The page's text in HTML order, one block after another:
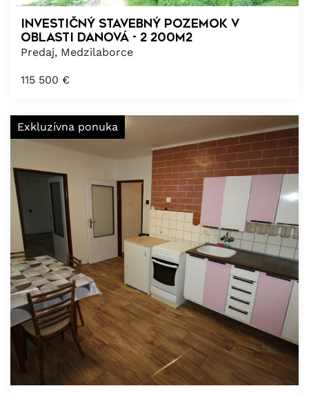
Investičný stavebný pozemok v
oblasti Danová - 2 200m2
Predaj, Medzilaborce
115 500 €
Exkluzívna ponuka